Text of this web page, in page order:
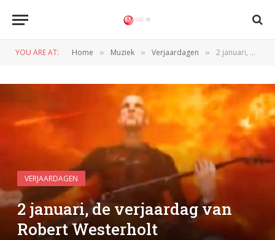
YOU ARE AT: Home » Muziek » Verjaardagen » 2 januari, de verjaardag van Robert Westerholt
VERJAARDAGEN
2 januari, de verjaardag van
Robert Westerholt